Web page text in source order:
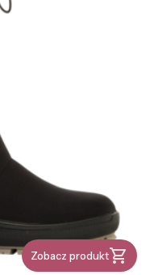
Zobacz produkt